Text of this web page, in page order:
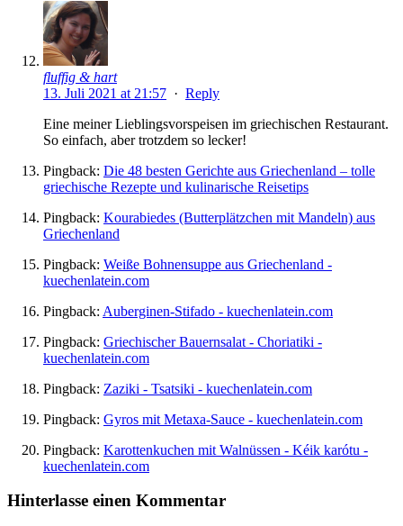
fluffig & hart
13. Juli 2021 at 21:57 · Reply
Eine meiner Lieblingsvorspeisen im griechischen Restaurant.
So einfach, aber trotzdem so lecker!
Pingback: Die 48 besten Gerichte aus Griechenland – tolle
griechische Rezepte und kulinarische Reisetips
Pingback: Kourabiedes (Butterplätzchen mit Mandeln) aus
Griechenland
Pingback: Weiße Bohnensuppe aus Griechenland -
kuechenlatein.com
Pingback: Auberginen-Stifado - kuechenlatein.com
Pingback: Griechischer Bauernsalat - Choriatiki -
kuechenlatein.com
Pingback: Zaziki - Tsatsiki - kuechenlatein.com
Pingback: Gyros mit Metaxa-Sauce - kuechenlatein.com
Pingback: Karottenkuchen mit Walnüssen - Kéik karótu -
kuechenlatein.com
Hinterlasse einen Kommentar